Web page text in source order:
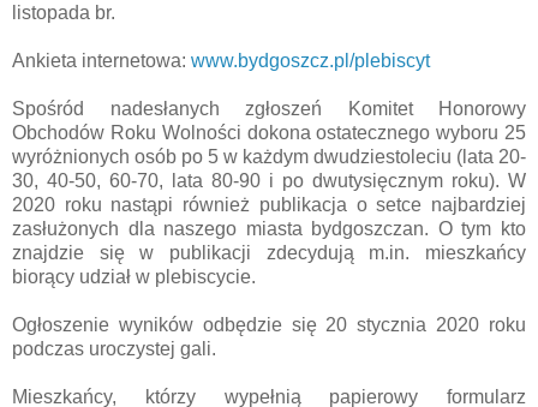
listopada br.
Ankieta internetowa: www.bydgoszcz.pl/plebiscyt
Spośród nadesłanych zgłoszeń Komitet Honorowy
Obchodów Roku Wolności dokona ostatecznego wyboru 25
wyróżnionych osób po 5 w każdym dwudziestoleciu (lata 20-
30, 40-50, 60-70, lata 80-90 i po dwutysięcznym roku). W
2020 roku nastąpi również publikacja o setce najbardziej
zasłużonych dla naszego miasta bydgoszczan. O tym kto
znajdzie się w publikacji zdecydują m.in. mieszkańcy
biorący udział w plebiscycie.
Ogłoszenie wyników odbędzie się 20 stycznia 2020 roku
podczas uroczystej gali.
Mieszkańcy, którzy wypełnią papierowy formularz